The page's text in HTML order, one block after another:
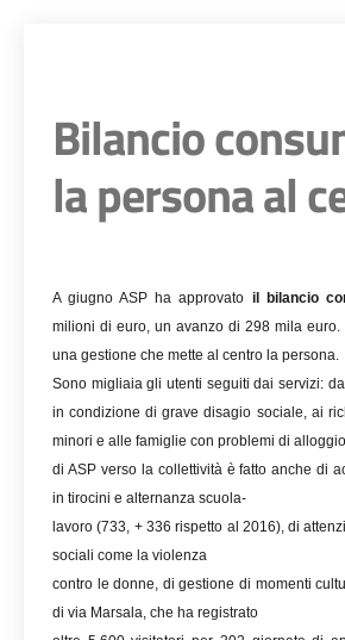
Bilancio
la persona al
A giugno ASP ha approvato il bilancio
milioni di euro, un avanzo di 298 mila
una gestione che mette al centro la persona.
Sono migliaia gli utenti seguiti dai servizi:
in condizione di grave disagio sociale, ai
minori e alle famiglie con problemi di
di ASP verso la collettività è fatto anche di
in tirocini e alternanza scuola-
lavoro (733, + 336 rispetto al 2016), di
sociali come la violenza
contro le donne, di gestione di momenti
di via Marsala, che ha registrato